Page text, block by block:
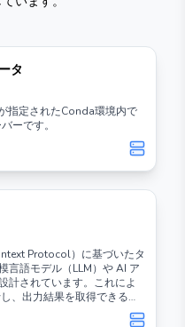
タ
指定されたConda環境内で
ーです。
Protocol）に基づいたタ
言語モデル（LLM）や AI ア
計されています。これによ
、出力結果を取得できる標
ます。